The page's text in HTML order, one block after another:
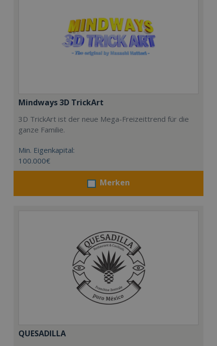
Mindways 3D TrickArt
3D TrickArt ist der neue Mega-Freizeittrend für die
ganze Familie.
Min. Eigenkapital:
100.000€
Merken
QUESADILLA